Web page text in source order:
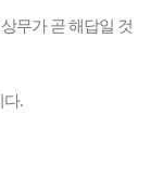
무가 곧 해답일 것
다.